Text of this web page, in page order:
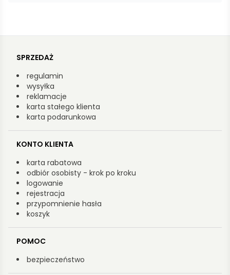
SPRZEDAŻ
regulamin
wysyłka
reklamacje
karta stałego klienta
karta podarunkowa
KONTO KLIENTA
karta rabatowa
odbiór osobisty - krok po kroku
logowanie
rejestracja
przypomnienie hasła
koszyk
POMOC
bezpieczeństwo